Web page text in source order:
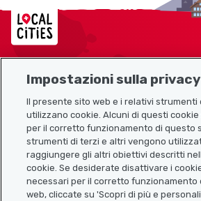
Localcities
Link utili
Scarica l’app Localcities
Impostazioni sulla privacy
Il presente sito web e i relativi strumenti
utilizzano cookie. Alcuni di questi
per il corretto funzionamento di questo
strumenti di terzi e altri vengono
raggiungere gli altri obiettivi descritti
cookie. Se desiderate disattivare i
necessari per il corretto funzionamento
web, cliccate su 'Scopri di più e